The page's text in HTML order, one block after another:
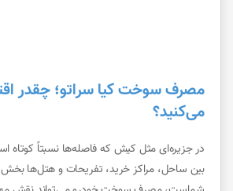
مصرف سوخت کیا سراتو؛ چقدر
می‌کنید؟
در جزیره‌ای مثل کیش که فاصله‌ها نسبتاً کوتاه
بین ساحل، مراکز خرید، تفریحات و هتل‌ها بخش